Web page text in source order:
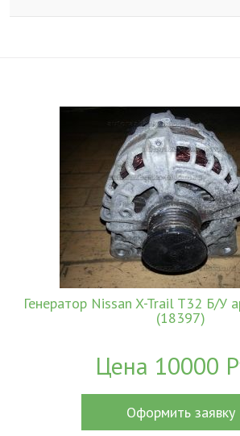
Генератор Nissan X-Trail T32 Б/У
(18397)
Цена 10000
Оформить заявку